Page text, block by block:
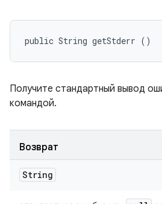
public String getStderr ()
Получите стандартный вывод
командой.
Возврат
String